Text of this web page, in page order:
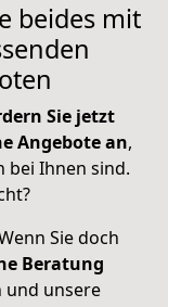
beides mit
Sie jetzt
Angebote an,
bei Ihnen sind.
Sie doch
Beratung
und unsere